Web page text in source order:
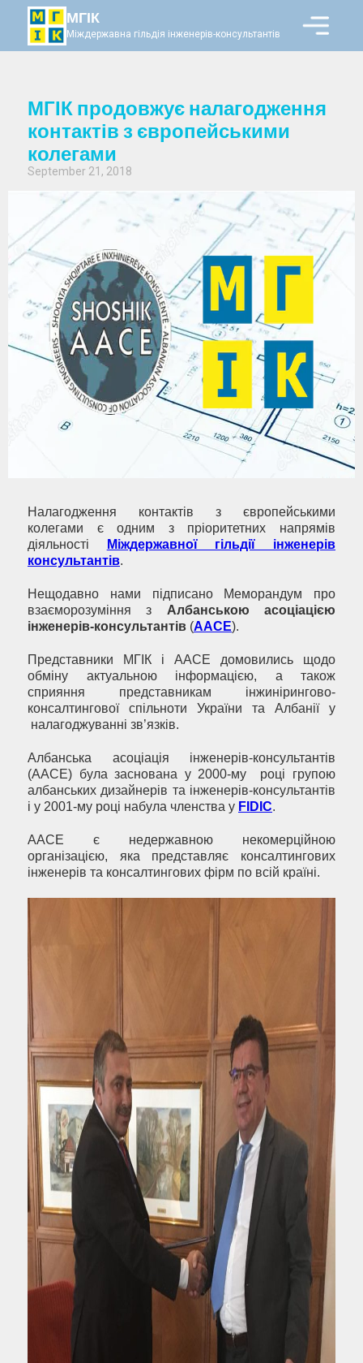
МГІК
Міждержавна гільдія інженерів-консультантів
МГІК продовжує налагодження
контактів з європейськими
колегами
September 21, 2018
Налагодження контактів з європейськими
колегами є одним з пріоритетних напрямів
діяльності
Міждержавної гільдії інженерів
консультантів.
Нещодавно нами підписано Меморандум про
взаєморозуміння з Албанською асоціацією
інженерів-консультантів (ААСЕ).
Представники МГІК і AACE домовились щодо
обміну актуальною інформацією, а також
сприяння представникам інжинірингово-
консалтингової спільноти України та Албанії у
налагоджуванні зв’язків.
Албанська асоціація інженерів-консультантів
(AACE) була заснована у 2000-му році групою
албанських дизайнерів та інженерів-консультантів
і у 2001-му році набула членства у FIDIC.
AACE є недержавною некомерційною
організацією, яка представляє консалтингових
інженерів та консалтингових фірм по всій країні.